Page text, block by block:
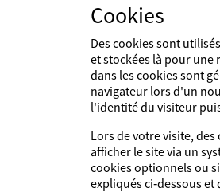
Cookies
Des cookies sont
et stockées là pour
dans les cookies sont
navigateur lors d'un
l'identité du visiteur
Lors de votre visite,
afficher le site via un
cookies optionnels ou
expliqués ci‑dessous